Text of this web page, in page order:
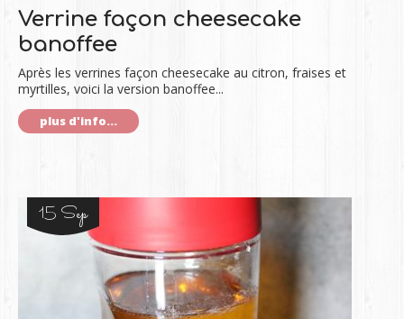
Verrine façon cheesecake
banoffee
Après les verrines façon cheesecake au citron, fraises et
myrtilles, voici la version banoffee...
plus d'info...
15 Sep